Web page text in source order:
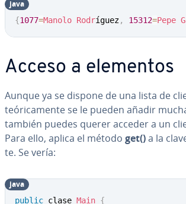
{1077=Manolo Rodríguez, 15312=Pepe
java
Acceso a elementos
Aunque ya se dispone de una lista de
teó­ri­ca­me­n­te se le pueden añadir
también puedes querer acceder a un
Para ello, aplica el método get()a la
te. Se vería:
public clase Main {
java